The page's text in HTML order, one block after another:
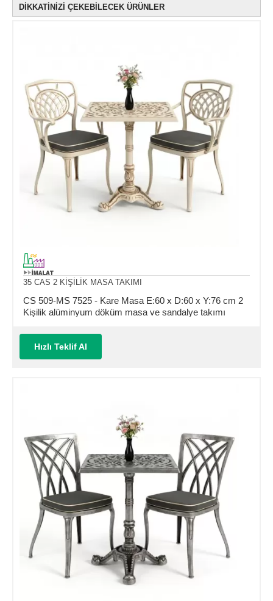
DİKKATİNİZİ ÇEKEBİLECEK ÜRÜNLER
35 CAS 2 KİŞİLİK MASA TAKIMI
CS 509-MS 7525 - Kare Masa E:60 x D:60 x Y:76 cm 2
Kişilik alüminyum döküm masa ve sandalye takımı
Hızlı Teklif Al